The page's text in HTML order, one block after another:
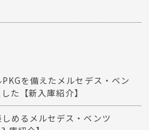
を備えたメルセデス・ベン
た【新入庫紹介】
めるメルセデス・ベンツ